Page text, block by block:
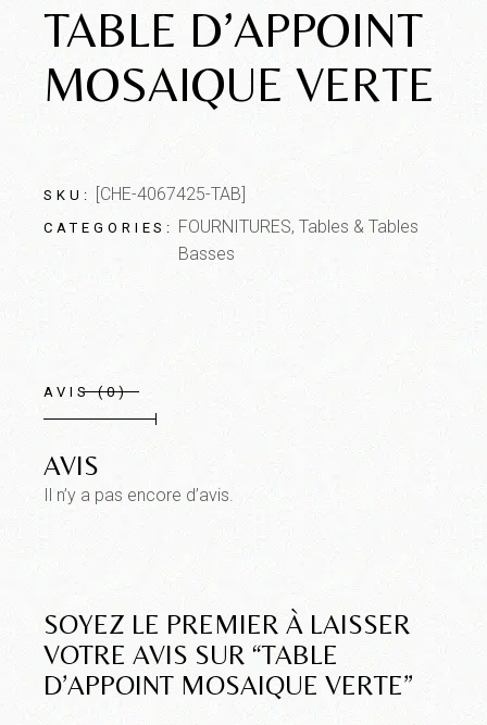
TABLE D’APPOINT
MOSAIQUE VERTE
SKU: [CHE-4067425-TAB]
CATEGORIES: FOURNITURES,Tables & Tables
Basses
AVIS (0)
AVIS
Il n’y a pas encore d’avis.
SOYEZ LE PREMIER À LAISSER
VOTRE AVIS SUR “TABLE
D’APPOINT MOSAIQUE VERTE”